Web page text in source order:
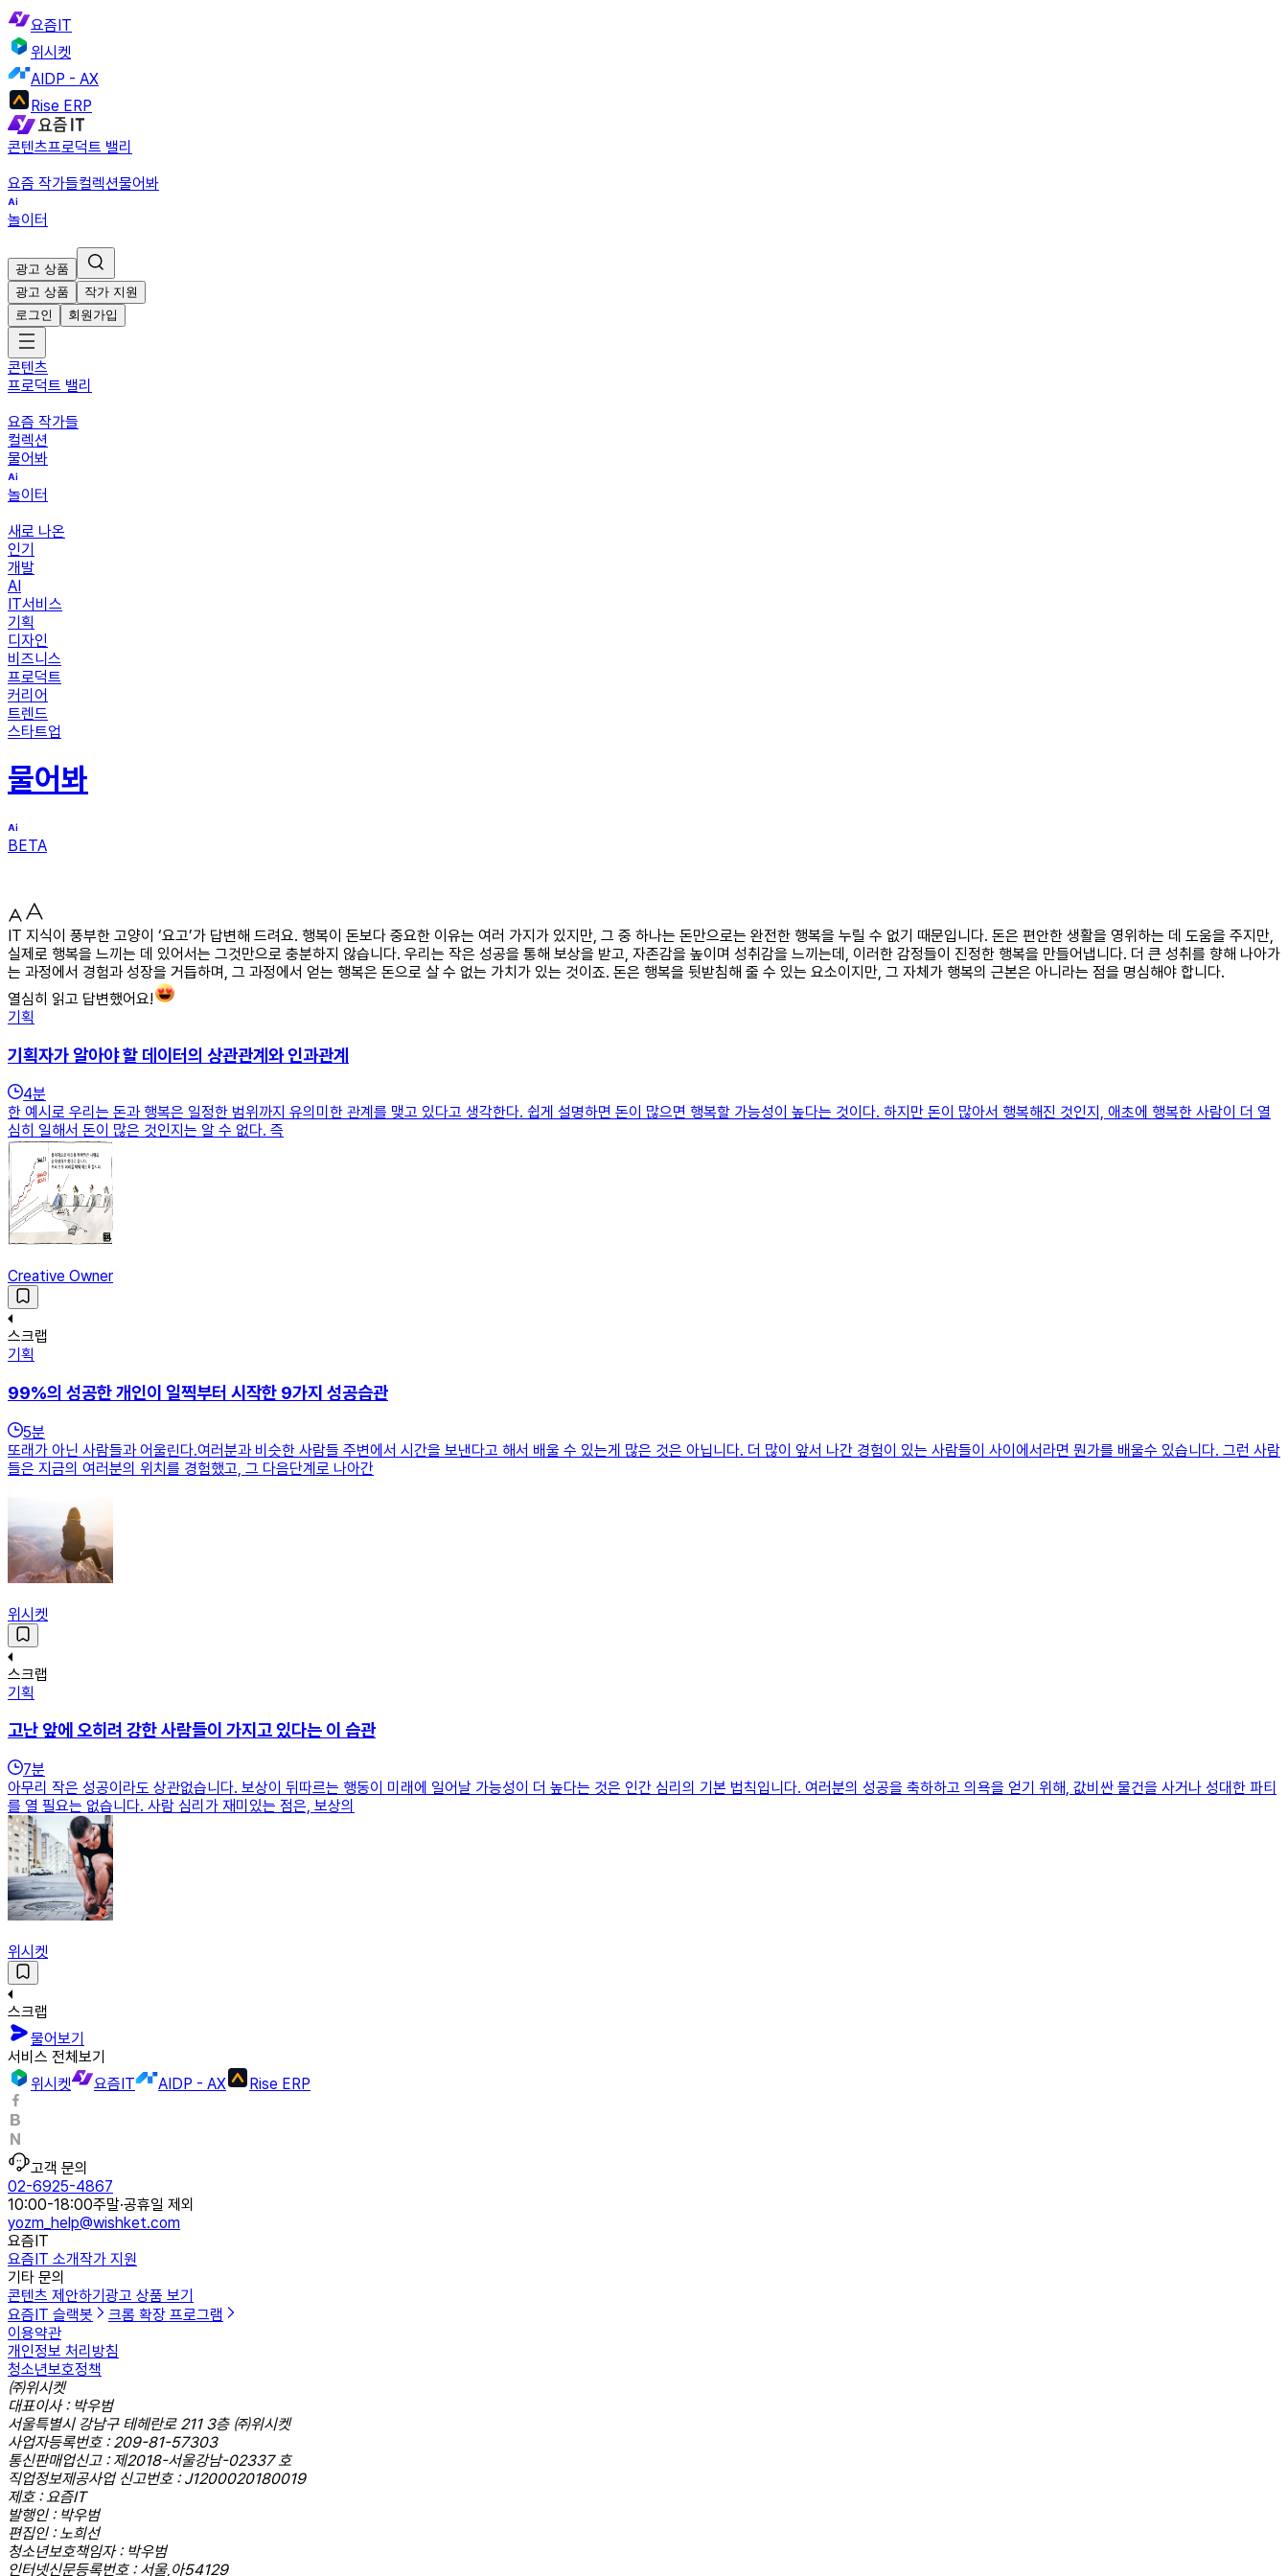
요즘IT
위시켓
AIDP - AX
Rise ERP
콘텐츠프로덕트 밸리
요즘 작가들컬렉션물어봐
놀이터
광고 상품
광고 상품
작가 지원
로그인
회원가입
콘텐츠
프로덕트 밸리
요즘 작가들
컬렉션
물어봐
놀이터
새로 나온
인기
개발
AI
IT서비스
기획
디자인
비즈니스
프로덕트
커리어
트렌드
스타트업
물어봐
BETA
IT 지식이 풍부한 고양이 ‘요고’가 답변해 드려요. 행복이 돈보다 중요한 이유는 여러 가지가 있지만, 그 중 하나는 돈만으로는 완전한 행복을 누릴 수 없기 때문입니다. 돈은 편안한 생활을 영위하는 데 도움을 주지만,
실제로 행복을 느끼는 데 있어서는 그것만으로 충분하지 않습니다. 우리는 작은 성공을 통해 보상을 받고, 자존감을 높이며 성취감을 느끼는데, 이러한 감정들이 진정한 행복을 만들어냅니다. 더 큰 성취를 향해 나아가
는 과정에서 경험과 성장을 거듭하며, 그 과정에서 얻는 행복은 돈으로 살 수 없는 가치가 있는 것이죠. 돈은 행복을 뒷받침해 줄 수 있는 요소이지만, 그 자체가 행복의 근본은 아니라는 점을 명심해야 합니다.
열심히 읽고 답변했어요!
기획
기획자가 알아야 할 데이터의 상관관계와 인과관계
4분
한 예시로 우리는 돈과 행복은 일정한 범위까지 유의미한 관계를 맺고 있다고 생각한다. 쉽게 설명하면 돈이 많으면 행복할 가능성이 높다는 것이다. 하지만 돈이 많아서 행복해진 것인지, 애초에 행복한 사람이 더 열
심히 일해서 돈이 많은 것인지는 알 수 없다. 즉
Creative Owner
스크랩
기획
99%의 성공한 개인이 일찍부터 시작한 9가지 성공습관
5분
또래가 아닌 사람들과 어울린다.여러분과 비슷한 사람들 주변에서 시간을 보낸다고 해서 배울 수 있는게 많은 것은 아닙니다. 더 많이 앞서 나간 경험이 있는 사람들이 사이에서라면 뭔가를 배울수 있습니다. 그런 사람
들은 지금의 여러분의 위치를 경험했고, 그 다음단계로 나아간
위시켓
스크랩
기획
고난 앞에 오히려 강한 사람들이 가지고 있다는 이 습관
7분
아무리 작은 성공이라도 상관없습니다. 보상이 뒤따르는 행동이 미래에 일어날 가능성이 더 높다는 것은 인간 심리의 기본 법칙입니다. 여러분의 성공을 축하하고 의욕을 얻기 위해, 값비싼 물건을 사거나 성대한 파티
를 열 필요는 없습니다. 사람 심리가 재미있는 점은, 보상의
위시켓
스크랩
물어보기
서비스 전체보기
위시켓
요즘IT AIDP - AX Rise ERP
고객 문의
02-6925-4867
10:00-18:00주말·공휴일 제외
yozm_help@wishket.com
요즘IT
요즘IT 소개작가 지원
기타 문의
콘텐츠 제안하기 광고 상품 보기
요즘IT 슬랙봇
크롬 확장 프로그램
이용약관
개인정보 처리방침
청소년보호정책
㈜위시켓
대표이사 : 박우범
서울특별시 강남구 테헤란로 211 3층 ㈜위시켓
사업자등록번호 : 209-81-57303
통신판매업신고 : 제2018-서울강남-02337 호
직업정보제공사업 신고번호 : J1200020180019
제호 : 요즘IT
발행인 : 박우범
편집인 : 노희선
청소년보호책임자 : 박우범
인터넷신문등록번호 : 서울,아54129